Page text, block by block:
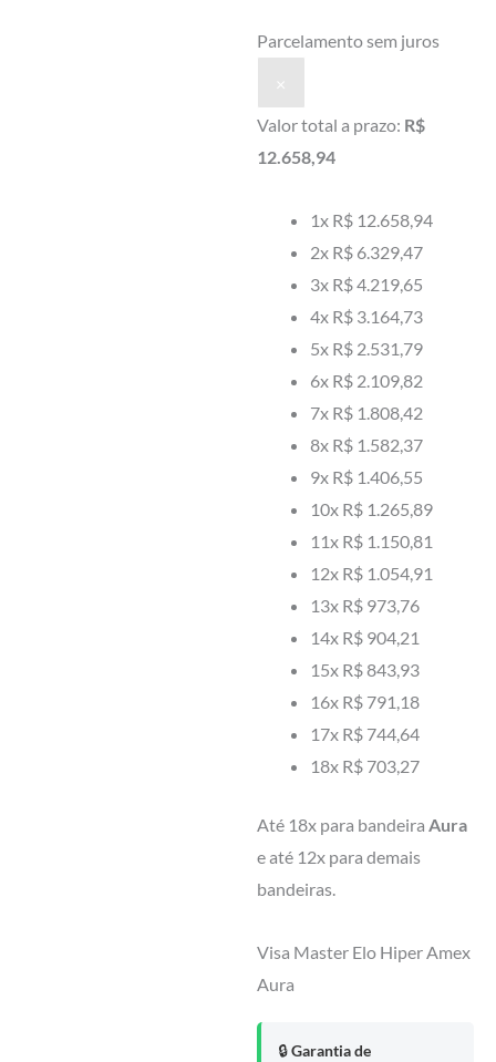
Parcelamento sem juros
×
Valor total a prazo: R$
12.658,94
1x R$ 12.658,94
2x R$ 6.329,47
3x R$ 4.219,65
4x R$ 3.164,73
5x R$ 2.531,79
6x R$ 2.109,82
7x R$ 1.808,42
8x R$ 1.582,37
9x R$ 1.406,55
10x R$ 1.265,89
11x R$ 1.150,81
12x R$ 1.054,91
13x R$ 973,76
14x R$ 904,21
15x R$ 843,93
16x R$ 791,18
17x R$ 744,64
18x R$ 703,27
Até 18x para bandeira Aura
e até 12x para demais
bandeiras.
Visa Master Elo Hiper Amex
Aura
🔒Garantia de